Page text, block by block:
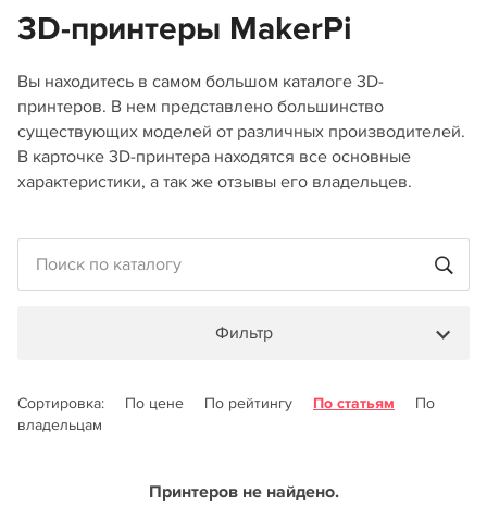
3D-принтеры MakerPi
Вы находитесь в самом большом каталоге 3D-
принтеров. В нем представлено большинство
существующих моделей от различных производителей.
В карточке 3D-принтера находятся все основные
характеристики, а так же отзывы его владельцев.
Фильтр
Сортировка: По цене По рейтингу По статьям
По
владельцам
Принтеров не найдено.